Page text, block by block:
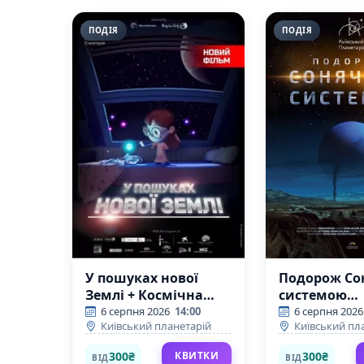
ПОДІЯ
У пошуках нової
Землі + Космічна
вікторина
(Київський
планетарій)
6 серпня 2026 14:00
Київський планетарій
ВІД300₴ КВИТКИ
ПОДІЯ
Подорож
системою
(Київський
планетарій)
6 серпня 2026
Київський
ВІД300₴